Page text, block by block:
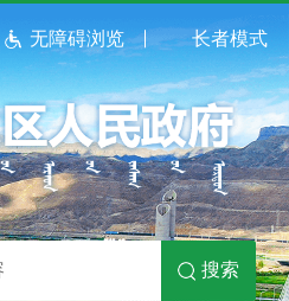
无障碍浏览 长者模式
搜索